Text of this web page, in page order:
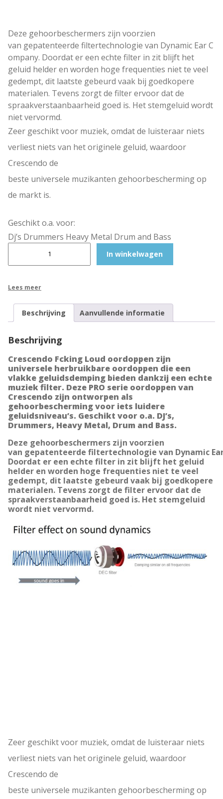
Deze gehoorbeschermers zijn voorzien
van gepatenteerde filtertechnologie van Dynamic Ear C
ompany. Doordat er een echte filter in zit blijft het
geluid helder en worden hoge frequenties niet te veel
gedempt, dit laatste gebeurd vaak bij goedkopere
materialen. Tevens zorgt de filter ervoor dat de
spraakverstaanbaarheid goed is. Het stemgeluid wordt
niet vervormd.
Zeer geschikt voor muziek, omdat de luisteraar niets
verliest niets van het originele geluid, waardoor
Crescendo de
beste universele muzikanten gehoorbescherming op
de markt is.
Geschikt o.a. voor:
Dj’s Drummers Heavy Metal Drum and Bass
s
n
o
M
u
s
i
c
F
C
K
I
N
G
L
O
In winkelwagen
Lees meer
Beschrijving Aanvullende informatie
Beschrijving
Crescendo Fcking Loud oordoppen zijn
universele herbruikbare oordoppen die een
vlakke geluidsdemping bieden dankzij een echte
muziek filter. Deze PRO serie oordoppen van
Crescendo zijn ontworpen als
gehoorbescherming voor iets luidere
geluidsniveau’s. Geschikt voor o.a. DJ’s,
Drummers, Heavy Metal, Drum and Bass.
Deze gehoorbeschermers zijn voorzien
van gepatenteerde filtertechnologie van Dynamic
Doordat er een echte filter in zit blijft het geluid
helder en worden hoge frequenties niet te veel
gedempt, dit laatste gebeurd vaak bij goedkopere
materialen. Tevens zorgt de filter ervoor dat de
spraakverstaanbaarheid goed is. Het stemgeluid
wordt niet vervormd.
Zeer geschikt voor muziek, omdat de luisteraar niets
verliest niets van het originele geluid, waardoor
Crescendo de
beste universele muzikanten gehoorbescherming op